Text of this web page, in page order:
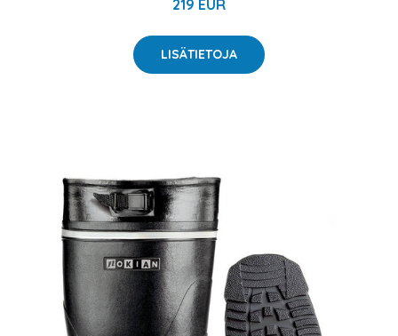
219 EUR
LISÄTIETOJA